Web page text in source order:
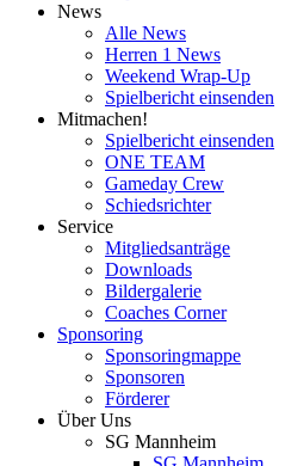
News
Alle News
Herren 1 News
Weekend Wrap-Up
Spielbericht einsenden
Mitmachen!
Spielbericht einsenden
ONE TEAM
Gameday Crew
Schiedsrichter
Service
Mitgliedsanträge
Downloads
Bildergalerie
Coaches Corner
Sponsoring
Sponsoringmappe
Sponsoren
Förderer
Über Uns
SG Mannheim